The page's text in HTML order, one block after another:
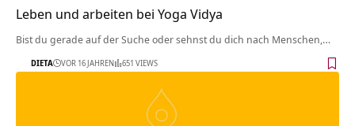
Leben und arbeiten bei Yoga Vidya
Bist du gerade auf der Suche oder sehnst du dich nach Menschen,…
DIETA VOR 16 JAHREN 651 VIEWS